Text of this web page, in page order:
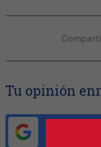
Tu opinión